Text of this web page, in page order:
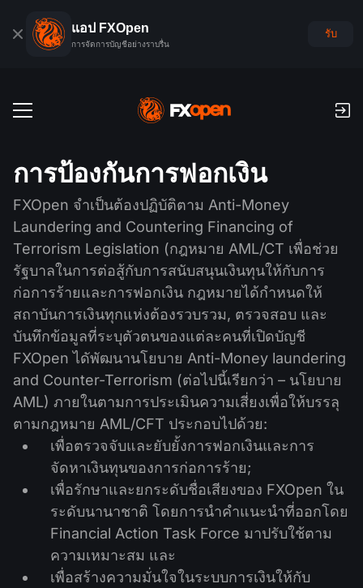
แอป FXOpen
การจัดการบัญชีอย่างราบรื่น
รับ
บัญชีฟอเร็กซ์เดโม
ค่าคอมมิชชั่นและสว๊อป
การชำระเงิน
การฝากเงินและถอนเงิน
PAMM
การจัดอันดับบัญชี PAMM
PAMM คืออะไร?
PAMM ECN
Masters และ Followers
เครื่องมือของเทรดเดอร์
โปรโมชั่น
การแข่งขันฟอเร็กซ์
ตลาดโลก
ฟอเร็กซ์
ดัชนี
สินค้าโภคภัณฑ์
ยหุ้น
ETF
สกุลเงินดิจิตอล
แพลตฟอร์มเทรด
TickTrader
การเปรียบเทียบ
FXOpen App
iOS FXOpen App
Android FXOpen App
VPS
FIX API
ปฏิทินเศรษฐกิจ
ข่าวสารและการวิเคราะห์
ปฏิทินเงินปันผล
ฟอรั่มฟอเร็กซ์
ศูนย์ช่วยเหลือ
การเทรด CFD คืออะไร?
การเทรด ECN คืออะไร?
โบรกเกอร์ฟอเร็กซ์คืออะไร?
ข่าวบริษัท
ทำไมเรา?
ประวัติศาสตร์
ติดต่อเรา
การป้องกันการฟอกเงิน
FXOpen จำเป็นต้องปฏิบัติตาม Anti-Money
Laundering and Countering Financing of
Terrorism Legislation (กฎหมาย AML/CT เพื่อช่วย
รัฐบาลในการต่อสู้กับการสนับสนุนเงินทุนให้กับการ
ก่อการร้ายและการฟอกเงิน กฎหมายได้กำหนดให้
สถาบันการเงินทุกแห่งต้องรวบรวม, ตรวจสอบ และ
บันทึกข้อมูลที่ระบุตัวตนของแต่ละคนที่เปิดบัญชี
FXOpen ไดัพัฒนานโยบาย Anti-Money laundering
and Counter-Terrorism (ต่อไปนี้เรียกว่า – นโยบาย
AML) ภายในตามการประเมินความเสี่ยงเพื่อให้บรรลุ
ตามกฎหมาย AML/CFT ประกอบไปด้วย:
เพื่อตรวจจับและยับยั้งการฟอกเงินและการ
จัดหาเงินทุนของการก่อการร้าย;
เพื่อรักษาและยกระดับชื่อเสียงของ FXOpen ใน
ระดับนานาชาติ โดยการนำคำแนะนำที่ออกโดย
Financial Action Task Force มาปรับใช้ตาม
ความเหมาะสม และ
เพื่อสร้างความมั่นใจในระบบการเงินให้กับ